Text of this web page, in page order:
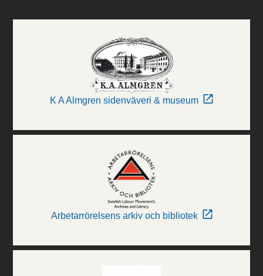
K A Almgren sidenväveri & museum
Arbetarrörelsens arkiv och bibliotek